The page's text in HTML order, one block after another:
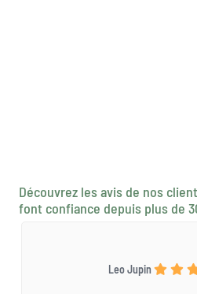
Découvrez les avis de nos
font confiance depuis plus de
Leo Jupin